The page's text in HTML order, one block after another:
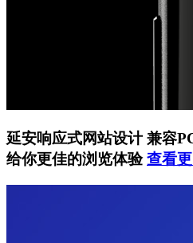
延安响应式网站设计兼容
给你更佳的浏览体验查看